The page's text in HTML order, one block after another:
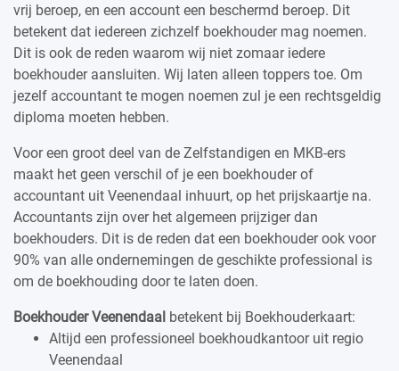
vrij beroep, en een account een beschermd beroep. Dit
betekent dat iedereen zichzelf boekhouder mag noemen.
Dit is ook de reden waarom wij niet zomaar iedere
boekhouder aansluiten. Wij laten alleen toppers toe. Om
jezelf accountant te mogen noemen zul je een rechtsgeldig
diploma moeten hebben.
Voor een groot deel van de Zelfstandigen en MKB-ers
maakt het geen verschil of je een boekhouder of
accountant uit Veenendaal inhuurt, op het prijskaartje na.
Accountants zijn over het algemeen prijziger dan
boekhouders. Dit is de reden dat een boekhouder ook voor
90% van alle ondernemingen de geschikte professional is
om de boekhouding door te laten doen.
Boekhouder Veenendaal betekent bij Boekhouderkaart:
Altijd een professioneel boekhoudkantoor uit regio
Veenendaal